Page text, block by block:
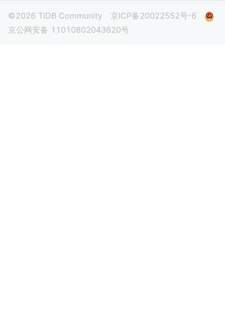
©2026 TiDB Community
京ICP备20022552号-6
京公网安备 11010802043620号